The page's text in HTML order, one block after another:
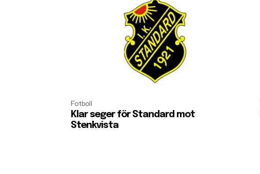
Fotboll
Klar seger för Standard mot
Stenkvista